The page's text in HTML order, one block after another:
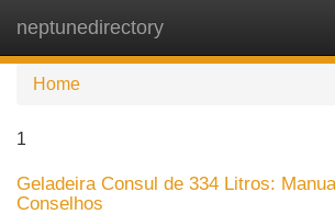
neptunedirectory
Home
1
Geladeira Consul de 334 Litros:
Conselhos